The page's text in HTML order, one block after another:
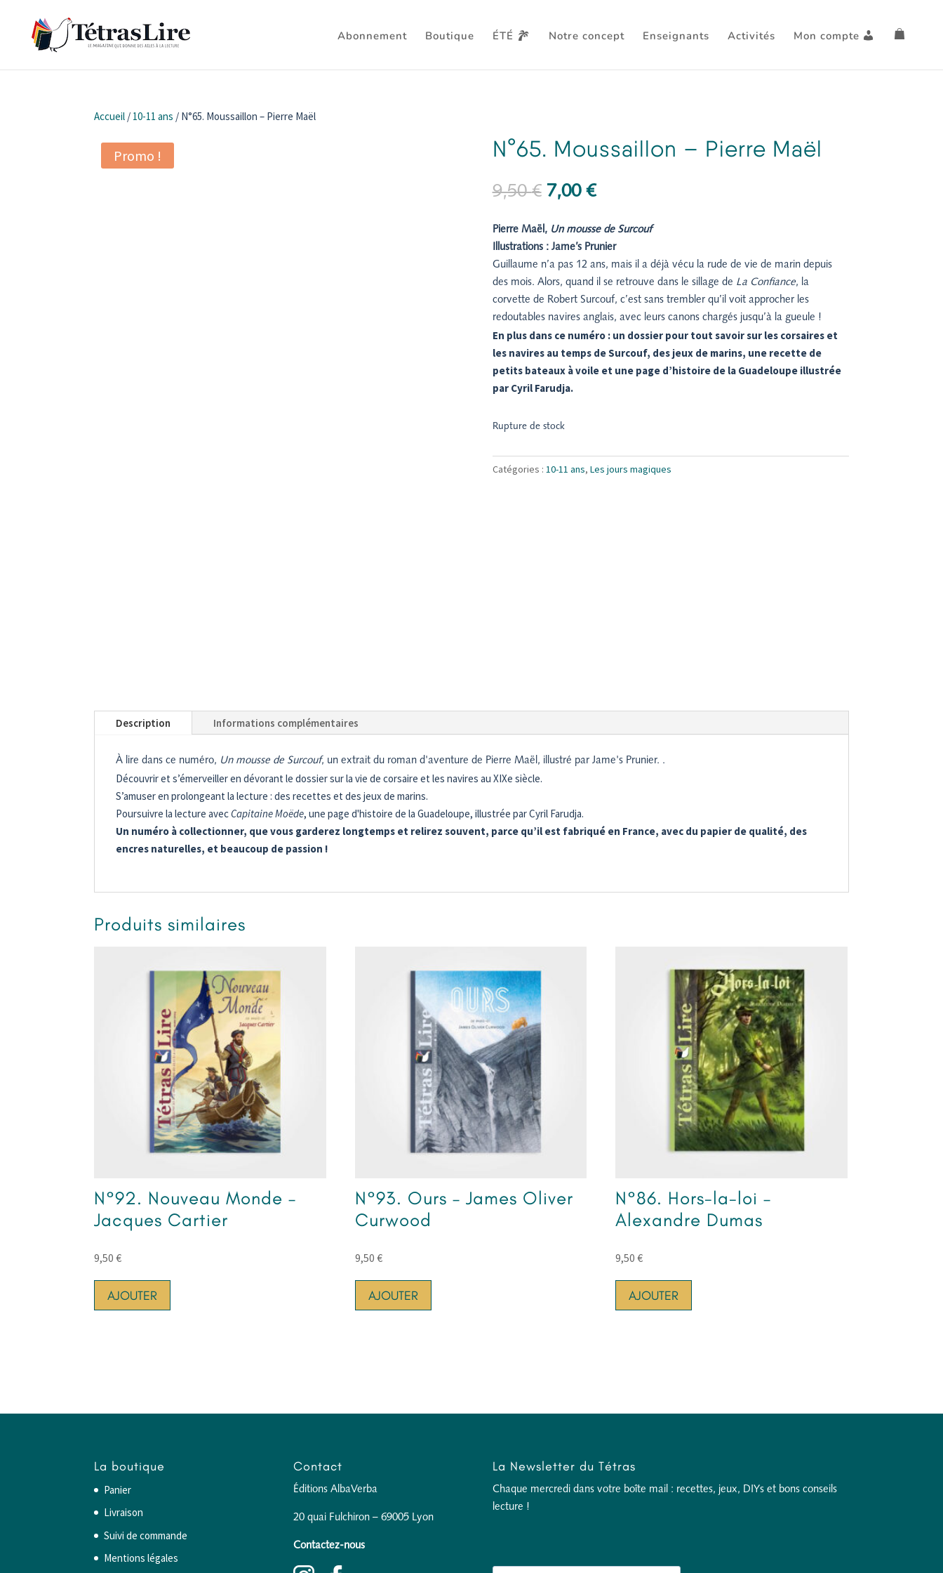
Abonnement Boutique ÉTÉ Notre concept Enseignants Activités Mon compte
Accueil / 10-11 ans / N°65. Moussaillon – Pierre Maël
Promo ! N°65. Moussaillon – Pierre Maël
9,50€ Le
initial
était :
9,50 €.
7,00 €Le
actuel
est :
7,00 €.
Pierre Maël, Un mousse de Surcouf
Illustrations : Jame’s Prunier
Guillaume n’a pas 12 ans, mais il a déjà vécu la rude de vie de marin depuis
des mois. Alors, quand il se retrouve dans le sillage de La Confiance, la
corvette de Robert Surcouf, c’est sans trembler qu’il voit approcher les
redoutables navires anglais, avec leurs canons chargés jusqu’à la gueule !
En plus dans ce numéro : un dossier pour tout savoir sur les corsaires et
les navires au temps de Surcouf, des jeux de marins, une recette de
petits bateaux à voile et une page d’histoire de la Guadeloupe illustrée
par Cyril Farudja.
Rupture de stock
Catégories : 10-11 ans, Les jours magiques
Description Informations complémentaires
À lire dans ce numéro, Un mousse de Surcouf, un extrait du roman d'aventure de Pierre Maël, illustré par Jame's Prunier. .
Découvrir et s’émerveiller en dévorant le dossier sur la vie de corsaire et les navires au XIXe siècle.
S’amuser en prolongeant la lecture : des recettes et des jeux de marins.
Poursuivre la lecture avecCapitaine Moëde, une page d'histoire de la Guadeloupe, illustrée par Cyril Farudja.
Un numéro à collectionner, que vous garderez longtemps et relirez souvent, parce qu’il est fabriqué en France, avec du papier de qualité, des
encres naturelles, et beaucoup de passion !
Produits similaires
N°92. Nouveau Monde –
Jacques Cartier
9,50€
AJOUTER
N°93. Ours – James Oliver
Curwood
9,50 €
AJOUTER
N°86. Hors-la-loi –
Alexandre Dumas
9,50€
AJOUTER
La boutique
Panier
Livraison
Suivi de commande
Mentions légales
Contact
Éditions AlbaVerba
20 quai Fulchiron – 69005 Lyon
Contactez-nous
La Newsletter du Tétras
Chaque mercredi dans votre boîte mail : recettes, jeux, DIYs et bons conseils
lecture !